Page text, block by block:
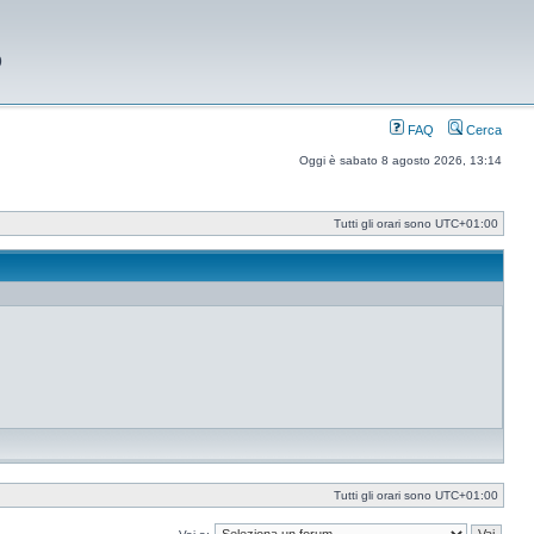
FAQ Cerca
Oggi è sabato 8 agosto 2026, 13:14
Tutti gli orari sono UTC+01:00
Tutti gli orari sono UTC+01:00